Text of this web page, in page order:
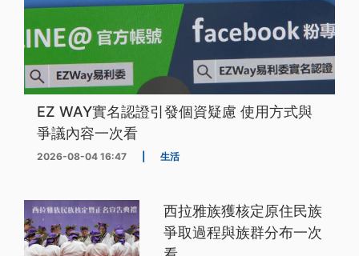
EZ WAY實名認證引發個資疑慮 使用方式與
爭議內容一次看
2026-08-04 16:47 生活
西拉雅族獲核定原住民族
爭取過程與族群分布一次